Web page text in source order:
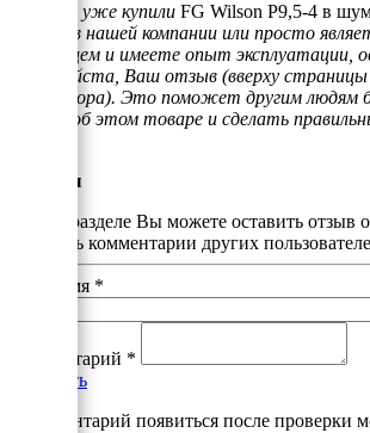
Если Вы уже купили FG Wilson P9,5-4 в
в нашей компании или просто
владельцем и имеете опыт эксплуатации,
пожалуйста, Ваш отзыв (вверху
генератора). Это поможет другим людям
узнать об этом товаре и сделать
Отзывы
В этом разделе Вы можете оставить отзыв
почитать комментарии других
Ваше имя *
Комментарий *
Добавить
*Комментарий появиться после проверки